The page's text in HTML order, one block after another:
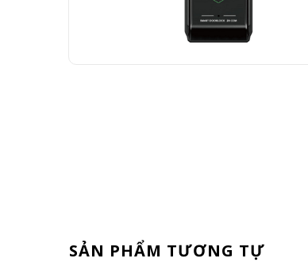
SẢN PHẨM TƯƠNG TỰ